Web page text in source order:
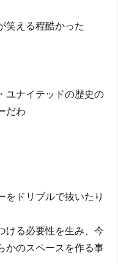
笑える程酷かった
ユナイテッドの歴史の
だわ
をドリブルで抜いたり
ける必要性を生み、今
かのスペースを作る事